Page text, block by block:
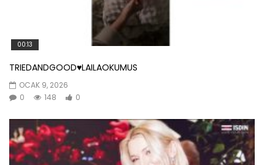
00:13
TRIEDANDGOOD♥️LAILAOKUMUS
OCAK 9, 2026
0
148 0